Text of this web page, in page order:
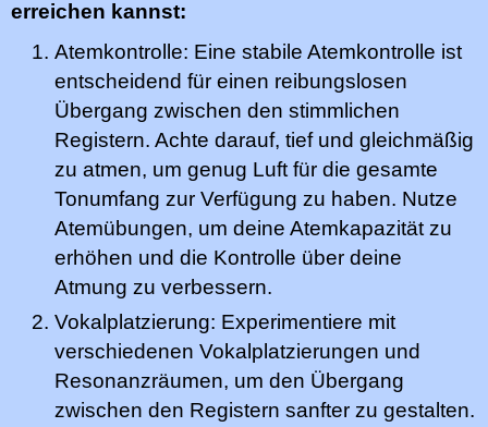
erreichen kannst:
Atemkontrolle: Eine stabile Atemkontrolle ist
entscheidend für einen reibungslosen
Übergang zwischen den stimmlichen
Registern. Achte darauf, tief und gleichmäßig
zu atmen, um genug Luft für die gesamte
Tonumfang zur Verfügung zu haben. Nutze
Atemübungen, um deine Atemkapazität zu
erhöhen und die Kontrolle über deine
Atmung zu verbessern.
Vokalplatzierung: Experimentiere mit
verschiedenen Vokalplatzierungen und
Resonanzräumen, um den Übergang
zwischen den Registern sanfter zu gestalten.